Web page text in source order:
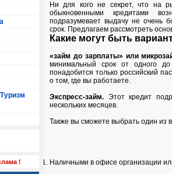
Ни для кого не секрет, что на
обыкновенными кредитами
подразумевает выдачу не очень
срок. Предлагаем рассмотреть
Какие могут быть
«займ до зарплаты» или
минимальный срок от одного
понадобится только российский
о том, где вы работаете.
Экспресс-займ. Этот кредит
нескольких месяцев.
Также вы сможете выбрать один из
Наличными в офисе организации
!